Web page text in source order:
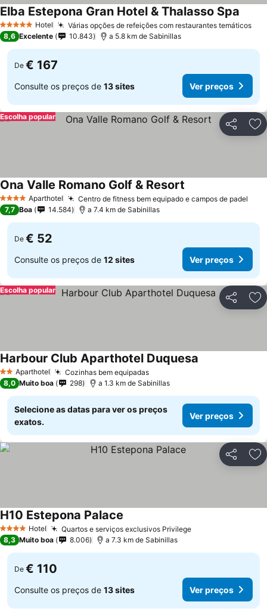
5 Estrelas Hotel Várias opções de refeições com restaurantes temáticos
Elba Estepona Gran Hotel & Thalasso Spa
8,6 Excelente 10.843 a 5.8 km de Sabinillas
De € 167
Consulte os preços de 13 sites Ver preços
Partilhar
Escolha popular
4 EstrelasAparthotel Centro de fitness bem equipado e campos de padel
Ona Valle Romano Golf & Resort
7,7 Boa 14.584 a 7.4 km de Sabinillas
De € 52
Consulte os preços de 12 sites Ver preços
Partilhar
Escolha popular
2 EstrelasAparthotel Cozinhas bem equipadas
Harbour Club Aparthotel Duquesa
8,0 Muito boa 298 a 1.3 km de Sabinillas
Selecione as datas para ver os preços
exatos.
Ver preços
Partilhar
4 EstrelasHotel Quartos e serviços exclusivos Privilege
H10 Estepona Palace
8,3 Muito boa 8.006 a 7.3 km de Sabinillas
De € 110
Consulte os preços de 13 sites Ver preços